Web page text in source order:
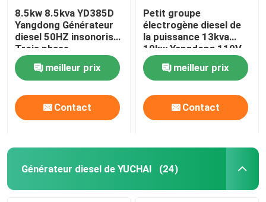
8.5kw 8.5kva YD385D
Yangdong Générateur
diesel 50HZ insonorisé
Trois phase
meilleur prix
Contact
Petit groupe
électrogène diesel de
la puissance 13kva
10kw Yangdong 110V
240V
meilleur prix
Contact
Générateur diesel de YUCHAI (24)